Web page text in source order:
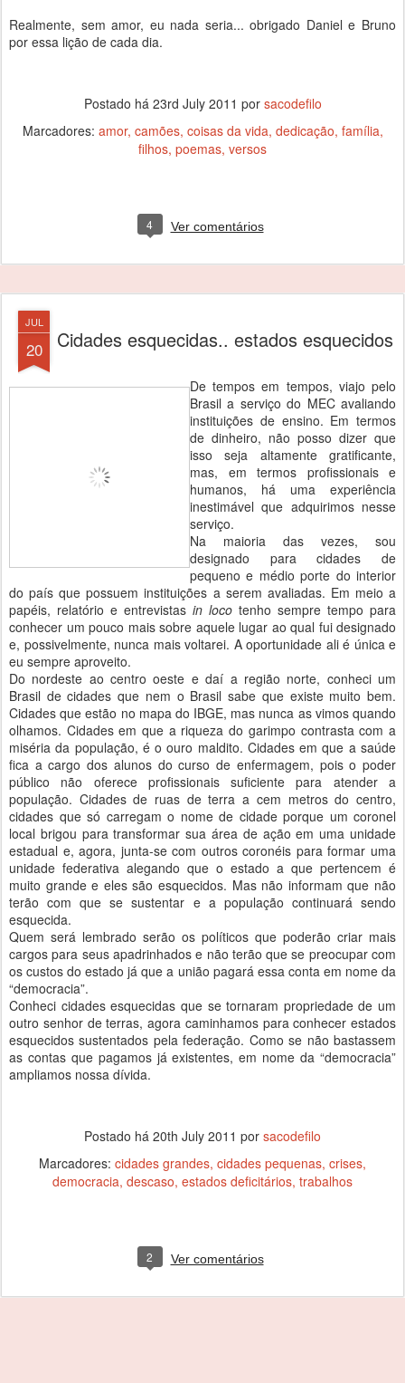
Realmente, sem amor, eu nada seria... obrigado Daniel e Bruno
por essa lição de cada dia.
Postado há 23rd July 2011 por sacodefilo
Marcadores: amor camões coisas da vida dedicação família
filhos poemas versos
4 Ver comentários
JUL
20 Cidades esquecidas.. estados esquecidos
De tempos em tempos, viajo pelo
Brasil a serviço do MEC avaliando
instituições de ensino. Em termos
de dinheiro, não posso dizer que
isso seja altamente gratificante,
mas, em termos profissionais e
humanos, há uma experiência
inestimável que adquirimos nesse
serviço.
Na maioria das vezes, sou
designado para cidades de
pequeno e médio porte do interior
do país que possuem instituições a serem avaliadas. Em meio a
papéis, relatório e entrevistas in loco tenho sempre tempo para
conhecer um pouco mais sobre aquele lugar ao qual fui designado
e, possivelmente, nunca mais voltarei. A oportunidade ali é única e
eu sempre aproveito.
Do nordeste ao centro oeste e daí a região norte, conheci um
Brasil de cidades que nem o Brasil sabe que existe muito bem.
Cidades que estão no mapa do IBGE, mas nunca as vimos quando
olhamos. Cidades em que a riqueza do garimpo contrasta com a
miséria da população, é o ouro maldito. Cidades em que a saúde
fica a cargo dos alunos do curso de enfermagem, pois o poder
público não oferece profissionais suficiente para atender a
população. Cidades de ruas de terra a cem metros do centro,
cidades que só carregam o nome de cidade porque um coronel
local brigou para transformar sua área de ação em uma unidade
estadual e, agora, junta-se com outros coronéis para formar uma
unidade federativa alegando que o estado a que pertencem é
muito grande e eles são esquecidos. Mas não informam que não
terão com que se sustentar e a população continuará sendo
esquecida.
Quem será lembrado serão os políticos que poderão criar mais
cargos para seus apadrinhados e não terão que se preocupar com
os custos do estado já que a união pagará essa conta em nome da
“democracia”.
Conheci cidades esquecidas que se tornaram propriedade de um
outro senhor de terras, agora caminhamos para conhecer estados
esquecidos sustentados pela federação. Como se não bastassem
as contas que pagamos já existentes, em nome da “democracia”
ampliamos nossa dívida.
Postado há 20th July 2011 por sacodefilo
Marcadores: cidades grandes cidades pequenas crises
democracia descaso estados deficitários trabalhos
2 Ver comentários